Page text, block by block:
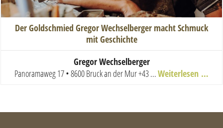
Der Goldschmied Gregor Wechselberger macht Schmuck
mit Geschichte
Gregor Wechselberger
Panoramaweg 17 • 8600 Bruck an der Mur+43 ...Weiterlesen …